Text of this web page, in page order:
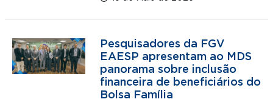
Pesquisadores da FGV
EAESP apresentam ao MDS
panorama sobre inclusão
financeira de beneficiários do
Bolsa Família